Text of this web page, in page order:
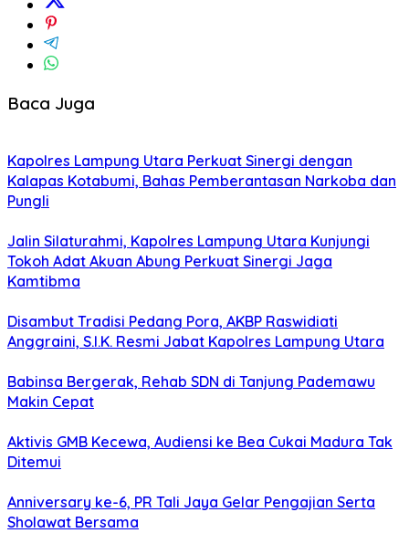
Baca Juga
Kapolres Lampung Utara Perkuat Sinergi dengan
Kalapas Kotabumi, Bahas Pemberantasan Narkoba dan
Pungli
Jalin Silaturahmi, Kapolres Lampung Utara Kunjungi
Tokoh Adat Akuan Abung Perkuat Sinergi Jaga
Kamtibma
Disambut Tradisi Pedang Pora, AKBP Raswidiati
Anggraini, S.I.K. Resmi Jabat Kapolres Lampung Utara
Babinsa Bergerak, Rehab SDN di Tanjung Pademawu
Makin Cepat
Aktivis GMB Kecewa, Audiensi ke Bea Cukai Madura Tak
Ditemui
Anniversary ke-6, PR Tali Jaya Gelar Pengajian Serta
Sholawat Bersama